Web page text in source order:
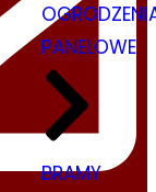
PANELOWE
BRAMY